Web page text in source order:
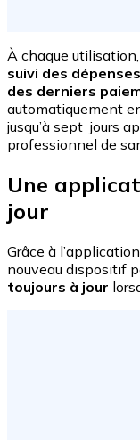
À chaque
suivi des dépenses
des derniers
automatiquement
jusqu’à sept jours
professionnel de
Une
jour
Grâce à
nouveau dispositif
toujours à jour